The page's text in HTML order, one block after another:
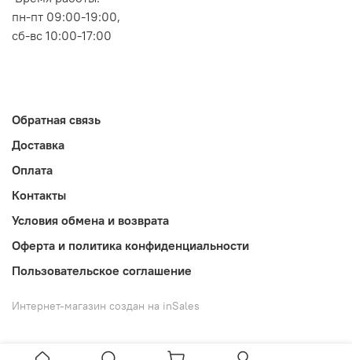
пн-пт 09:00-19:00,
сб-вс 10:00-17:00
Обратная связь
Доставка
Оплата
Контакты
Условия обмена и возврата
Оферта и политика конфиденциальности
Пользовательское соглашение
Интернет-магазин создан на inSales